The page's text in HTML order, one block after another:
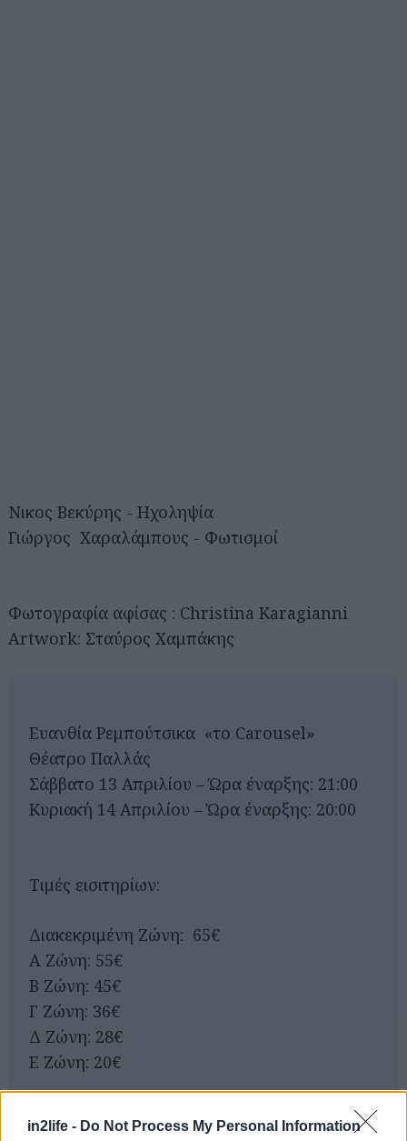
in2life - Do Not Process My Personal Information
Νικος Βεκύρης - Ηχοληψία
Γιώργος Χαραλάμπους - Φωτισμοί
Φωτογραφία αφίσας : Christina Karagianni
Artwork: Σταύρος Χαμπάκης
Ευανθία Ρεμπούτσικα «το Carousel»
Θέατρο Παλλάς
Σάββατο 13 Απριλίου – Ώρα έναρξης: 21:00
Κυριακή 14 Απριλίου – Ώρα έναρξης: 20:00
Τιμές εισιτηρίων:
Διακεκριμένη Ζώνη: 65€
Α Ζώνη: 55€
Β Ζώνη: 45€
Γ Ζώνη: 36€
Δ Ζώνη: 28€
Ε Ζώνη: 20€
Αναζήτηση